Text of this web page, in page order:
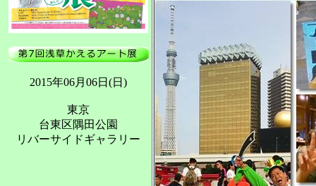
2015年06月06日(日)
東京
台東区隅田公園
リバーサイドギャラリー